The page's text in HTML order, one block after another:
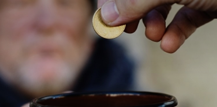
Ga direct naar de content
... > Onderwerp kiezen
Opleiding
Contact